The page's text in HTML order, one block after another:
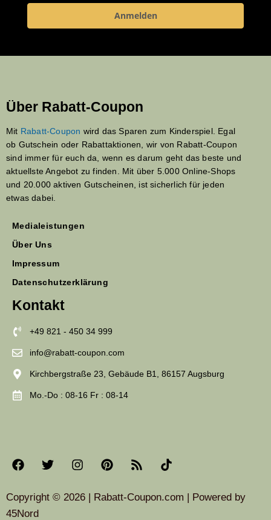
Anmelden
Über Rabatt-Coupon
Mit Rabatt-Coupon wird das Sparen zum Kinderspiel. Egal
ob Gutschein oder Rabattaktionen, wir von Rabatt-Coupon
sind immer für euch da, wenn es darum geht das beste und
aktuellste Angebot zu finden. Mit über 5.000 Online-Shops
und 20.000 aktiven Gutscheinen, ist sicherlich für jeden
etwas dabei.
Medialeistungen
Über Uns
Impressum
Datenschutzerklärung
Kontakt
+49 821 - 450 34 999
info@rabatt-coupon.com
Kirchbergstraße 23, Gebäude B1, 86157 Augsburg
Mo.-Do : 08-16 Fr : 08-14
Copyright © 2026 | Rabatt-Coupon.com | Powered by
45Nord